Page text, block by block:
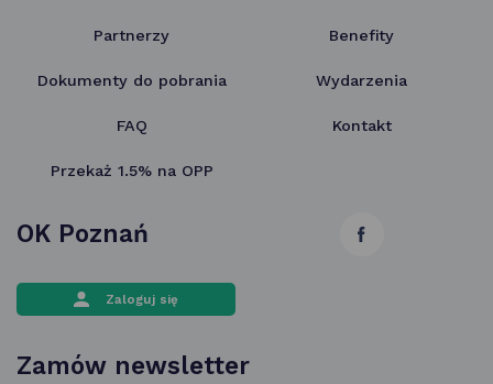
Partnerzy Benefity
Dokumenty do pobrania Wydarzenia
FAQ Kontakt
Przekaż 1.5% na OPP
link
OK Poznań
Zaloguj się
Zamów newsletter